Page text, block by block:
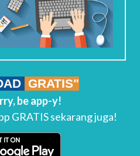
GRATIS"
be app-y!
GRATIS sekarang juga!